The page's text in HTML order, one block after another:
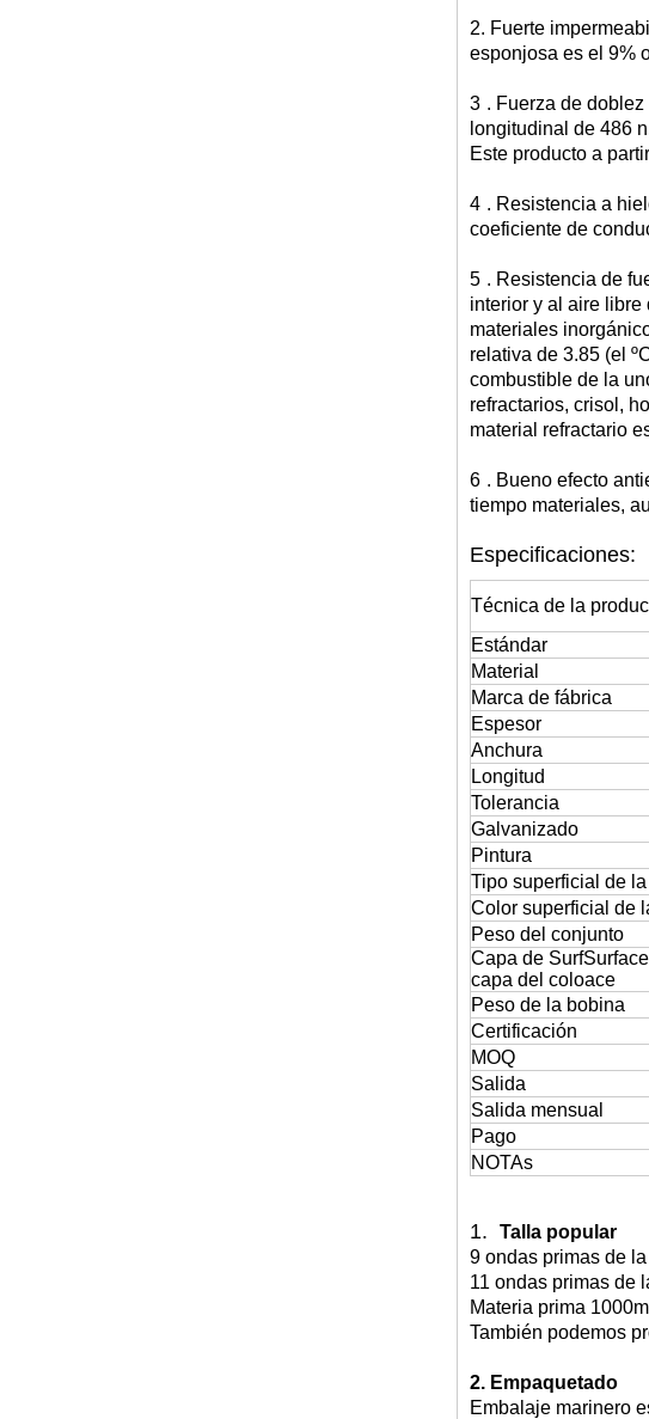
2. Fuerte
esponjosa es el 9%
3 . Fuerza de
longitudinal de 486
Este producto a
4 . Resistencia a
coeficiente de
5 . Resistencia de
interior y al aire libre
materiales
relativa de 3.85 (el
combustible de la
refractarios, crisol,
material refractario
6 . Bueno efecto
tiempo materiales,
Especificaciones:
Técnica de la
Estándar
Material
Marca de fábrica
Espesor
Anchura
Longitud
Tolerancia
Galvanizado
Pintura
Tipo superficial de
Color superficial de
Peso del conjunto
Capa de SurfSurface
capa del coloace
Peso de la bobina
Certificación
MOQ
Salida
Salida mensual
Pago
NOTAs
1. Talla popular
9 ondas primas de
11 ondas primas de
Materia prima
También podemos
2. Empaquetado
Embalaje marinero